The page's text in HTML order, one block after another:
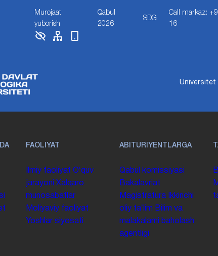
Murojaat
yuborish
Qabul
2026
SDG
Call markaz:
16
Universitet
FAOLIYAT
Ilmiy faoliyat Oʻquv
jarayoni Xalqaro
munosabatlar
Moliyaviy faoliyat
Yoshlar siyosati
ABITURIYENTLARGA
Qabul komissiyasi
Bakalavriat
Magistratura
Ikkinchi
oliy taʼlim Bilim va
malakalarni baholash
agentligi